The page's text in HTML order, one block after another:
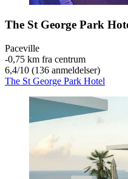
The St George Park
Paceville
‐0,75 km fra centrum
6,4/10 (136 anmeldelser)
The St George Park Hotel